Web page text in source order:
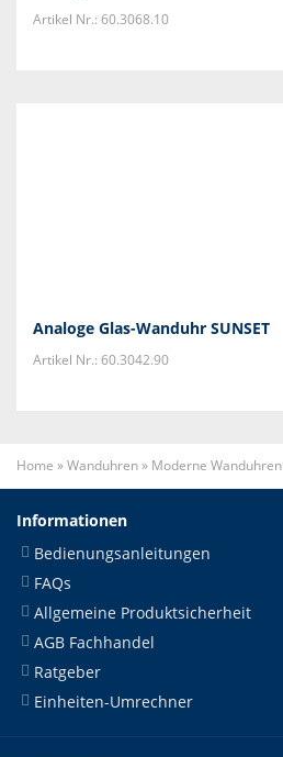
Artikel Nr.: 60.3068.10
Analoge Glas-Wanduhr SUNSET
Artikel Nr.: 60.3042.90
Home »Wanduhren» Moderne Wanduhren
Informationen
Bedienungsanleitungen
FAQs
Allgemeine Produktsicherheit
AGB Fachhandel
Ratgeber
Einheiten-Umrechner